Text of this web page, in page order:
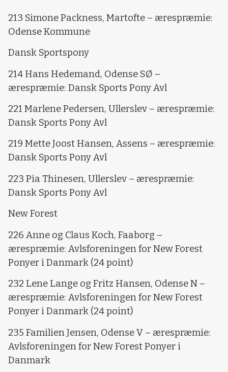
213 Simone Packness, Martofte – ærespræmie:
Odense Kommune
Dansk Sportspony
214 Hans Hedemand, Odense SØ –
ærespræmie: Dansk Sports Pony Avl
221 Marlene Pedersen, Ullerslev – ærespræmie:
Dansk Sports Pony Avl
219 Mette Joost Hansen, Assens – ærespræmie:
Dansk Sports Pony Avl
223 Pia Thinesen, Ullerslev – ærespræmie:
Dansk Sports Pony Avl
New Forest
226 Anne og Claus Koch, Faaborg –
ærespræmie: Avlsforeningen for New Forest
Ponyer i Danmark (24 point)
232 Lene Lange og Fritz Hansen, Odense N –
ærespræmie: Avlsforeningen for New Forest
Ponyer i Danmark (24 point)
235 Familien Jensen, Odense V – ærespræmie:
Avlsforeningen for New Forest Ponyer i
Danmark